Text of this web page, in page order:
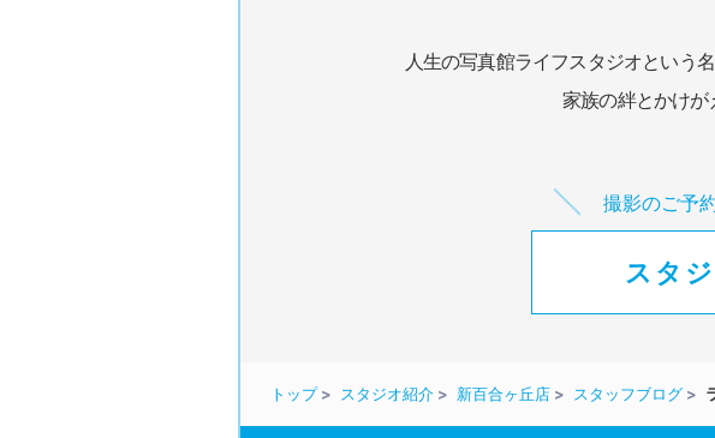
人生の写真館ライフスタジオという名
家族の絆とかけが
撮影のご予
スタ
トップ スタジオ紹介 新百合ヶ丘店 スタッフブログ